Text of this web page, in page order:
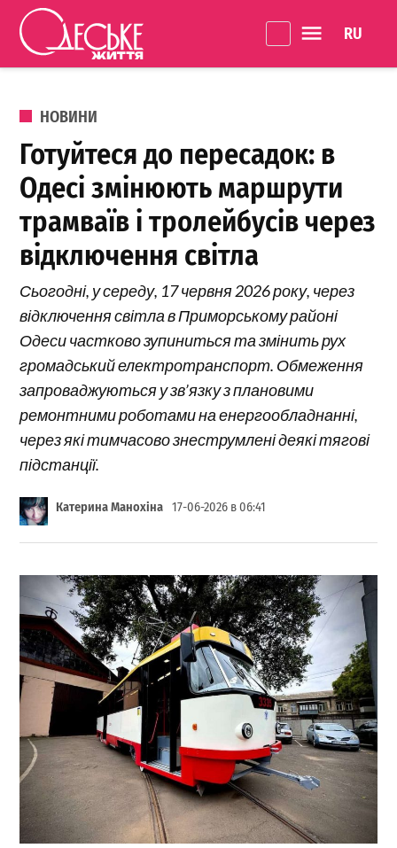
Перейти до вмісту
Життя
ОПУБЛІКОВАНО В
НОВИНИ
Готуйтеся до пересадок: в
Одесі змінюють маршрути
трамваїв і тролейбусів через
відключення світла
Сьогодні, у середу, 17 червня 2026 року, через
відключення світла в Приморському районі
Одеси частково зупиниться та змінить рух
громадський електротранспорт. Обмеження
запроваджуються у зв’язку з плановими
ремонтними роботами на енергообладнанні,
через які тимчасово знеструмлені деякі тягові
підстанції.
Катерина Манохіна 17-06-2026 в 06:41